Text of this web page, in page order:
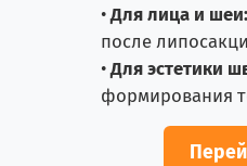
•Для лица и шеи:
после
•Для эстетики
формирования